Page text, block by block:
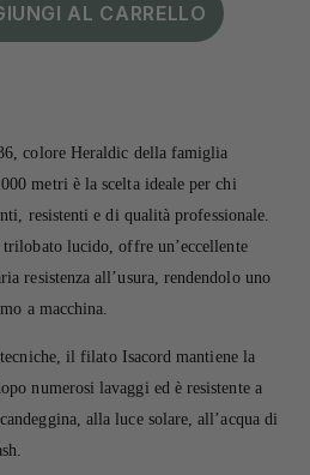
AL CARRELLO
colore Heraldic della famiglia
metri è la scelta ideale per chi
resistenti e di qualità professionale.
lucido, offre un’eccellente
resistenza all’usura, rendendolo uno
a macchina.
il filato Isacord mantiene la
numerosi lavaggi ed è resistente a
alla luce solare, all’acqua di